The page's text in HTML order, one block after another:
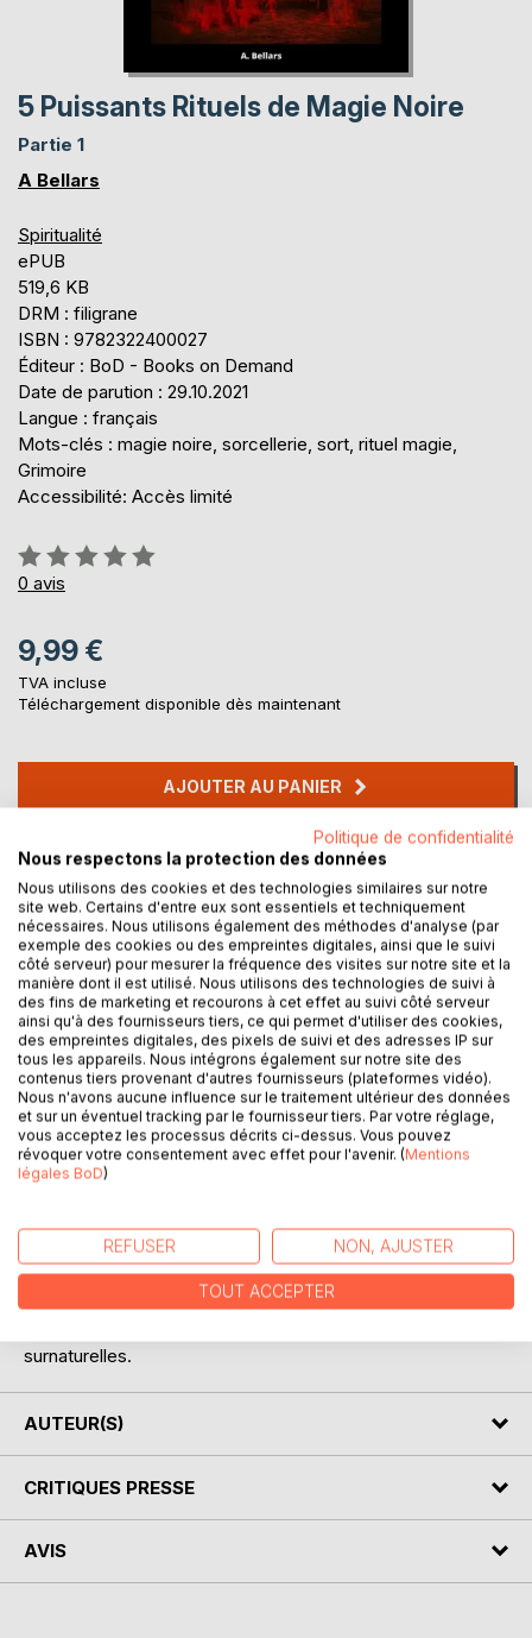
5 Puissants Rituels de Magie Noire
Partie 1
A Bellars
Spiritualité
ePUB
519,6 KB
DRM : filigrane
ISBN : 9782322400027
Éditeur : BoD - Books on Demand
Date de parution : 29.10.2021
Langue : français
Mots-clés : magie noire, sorcellerie, sort, rituel magie,
Grimoire
Accessibilité: Accès limité
Évaluation:
0%
0 avis
9,99 €
TVA incluse
Téléchargement disponible dès maintenant
AJOUTER AU PANIER
Ajouter à ma liste d'envies
Laisser un avis
DESCRIPTION
Vous avez envie de certaines choses mais ne savez pas
toujours comment vous y prendre pour les obtenir !
à travers lequel vous pouvez maintenant attirer ce que
vous voulez.
En effet, les pratiques de la magie permettent, par
surnaturelles.
AUTEUR(S)
CRITIQUES PRESSE
AVIS
Politique de confidentialité
Nous respectons la protection des données
Nous utilisons des cookies et des technologies similaires sur notre
site web. Certains d'entre eux sont essentiels et techniquement
nécessaires. Nous utilisons également des méthodes d'analyse (par
exemple des cookies ou des empreintes digitales, ainsi que le suivi
côté serveur) pour mesurer la fréquence des visites sur notre site et la
manière dont il est utilisé. Nous utilisons des technologies de suivi à
des fins de marketing et recourons à cet effet au suivi côté serveur
ainsi qu'à des fournisseurs tiers, ce qui permet d'utiliser des cookies,
des empreintes digitales, des pixels de suivi et des adresses IP sur
tous les appareils. Nous intégrons également sur notre site des
contenus tiers provenant d'autres fournisseurs (plateformes vidéo).
Nous n'avons aucune influence sur le traitement ultérieur des données
et sur un éventuel tracking par le fournisseur tiers. Par votre réglage,
vous acceptez les processus décrits ci-dessus. Vous pouvez
révoquer votre consentement avec effet pour l'avenir. (Mentions
légales BoD)
REFUSER NON, AJUSTER
TOUT ACCEPTER